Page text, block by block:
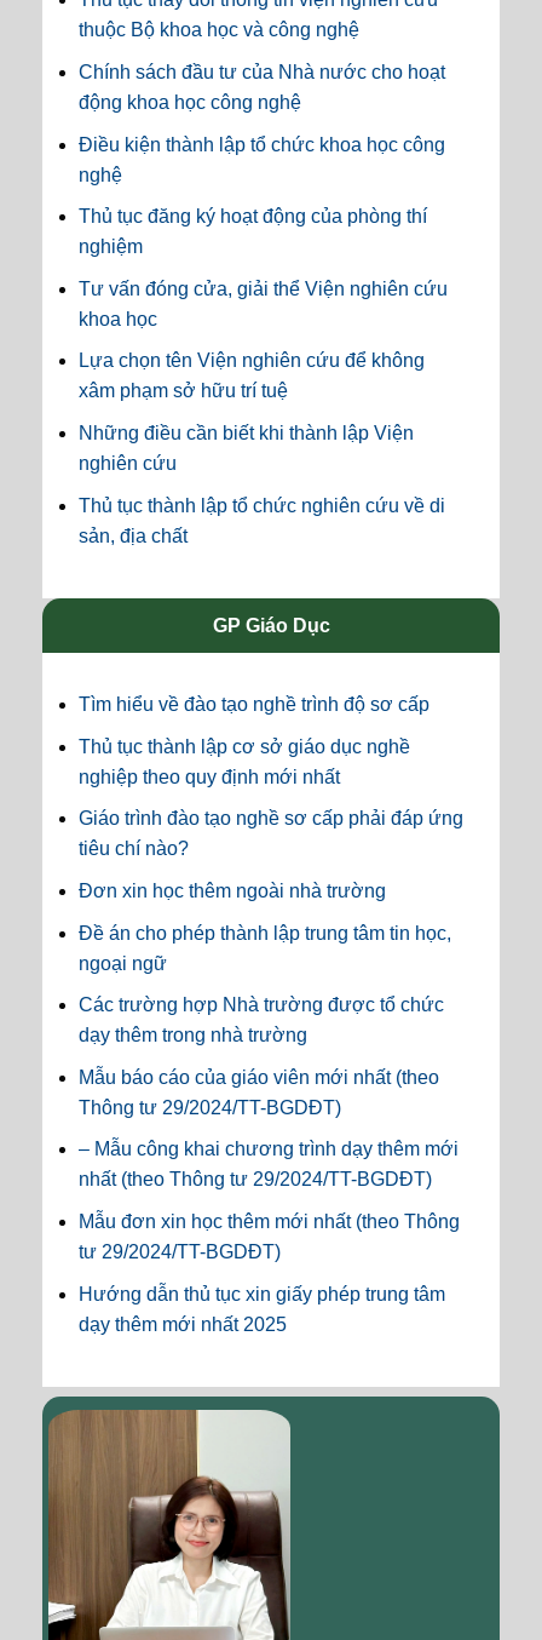
thuộc Bộ khoa học và công nghệ
Chính sách đầu tư của Nhà nước cho hoạt
động khoa học công nghệ
Điều kiện thành lập tổ chức khoa học công
nghệ
Thủ tục đăng ký hoạt động của phòng thí
nghiệm
Tư vấn đóng cửa, giải thể Viện nghiên cứu
khoa học
Lựa chọn tên Viện nghiên cứu để không
xâm phạm sở hữu trí tuệ
Những điều cần biết khi thành lập Viện
nghiên cứu
Thủ tục thành lập tổ chức nghiên cứu về di
sản, địa chất
GP Giáo Dục
Tìm hiểu về đào tạo nghề trình độ sơ cấp
Thủ tục thành lập cơ sở giáo dục nghề
nghiệp theo quy định mới nhất
Giáo trình đào tạo nghề sơ cấp phải đáp ứng
tiêu chí nào?
Đơn xin học thêm ngoài nhà trường
Đề án cho phép thành lập trung tâm tin học,
ngoại ngữ
Các trường hợp Nhà trường được tổ chức
dạy thêm trong nhà trường
Mẫu báo cáo của giáo viên mới nhất (theo
Thông tư 29/2024/TT-BGDĐT)
– Mẫu công khai chương trình dạy thêm mới
nhất (theo Thông tư 29/2024/TT-BGDĐT)
Mẫu đơn xin học thêm mới nhất (theo Thông
tư 29/2024/TT-BGDĐT)
Hướng dẫn thủ tục xin giấy phép trung tâm
dạy thêm mới nhất 2025